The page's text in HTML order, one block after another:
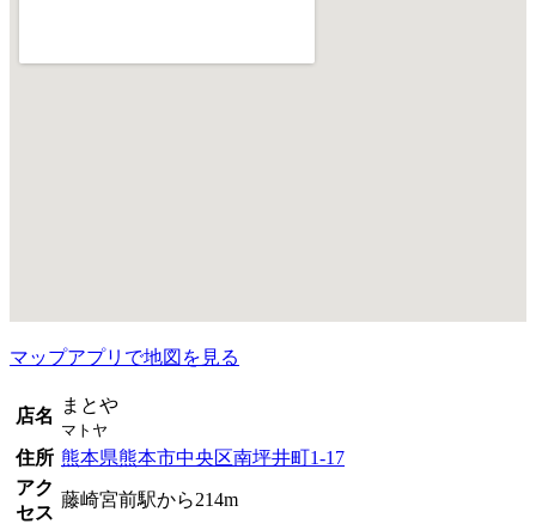
マップアプリで地図を見る
店名
まとや
マトヤ
住所 熊本県熊本市中央区南坪井町1-17
アク
セス
藤崎宮前駅から214m